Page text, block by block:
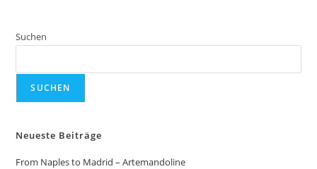
Jahr
Ulrike
Berlin
Suchen
SUCHEN
Neueste Beiträge
From Naples to Madrid – Artemandoline